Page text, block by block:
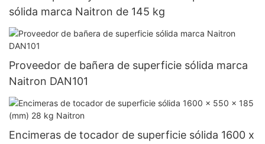
sólida marca Naitron de 145 kg
Proveedor de bañera de superficie sólida marca
Naitron DAN101
Encimeras de tocador de superficie sólida 1600 x